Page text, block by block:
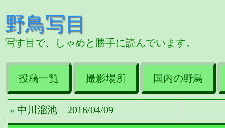
野鳥写目
写す目で、しゃめと勝手に読んでいます。
投稿一覧 撮影場所 国内の野鳥
« 中川溜池 2016/04/09